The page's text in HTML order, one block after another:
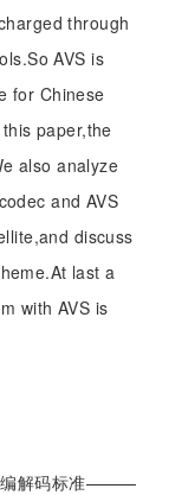
through
AVS is
for Chinese
paper,the
also analyze
and AVS
discuss
last a
with AVS is
编解码标准———